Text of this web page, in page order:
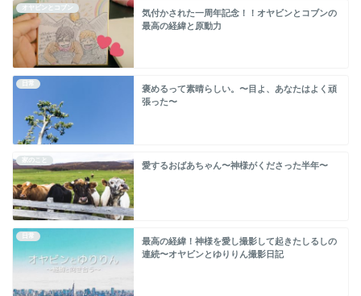
オヤビンとコブン
気付かされた一周年記念！！オヤビンとコブンの
最高の経緯と原動力
日常
褒めるって素晴らしい。〜目よ、あなたはよく頑
張った〜
家のこと
愛するおばあちゃん〜神様がくださった半年〜
日常
最高の経緯！神様を愛し撮影して起きたしるしの
連続〜オヤビンとゆりりん撮影日記